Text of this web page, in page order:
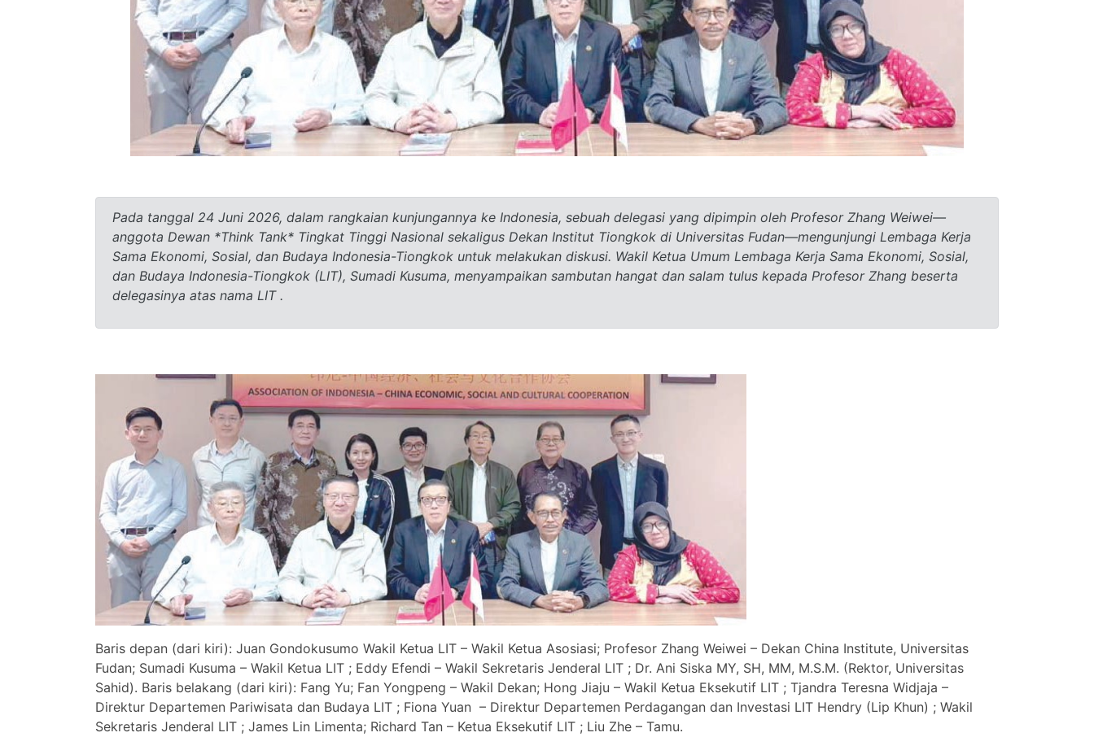
Pada tanggal 24 Juni 2026, dalam rangkaian kunjungannya ke Indonesia, sebuah delegasi yang dipimpin oleh Profesor Zhang Weiwei—
anggota Dewan *Think Tank* Tingkat Tinggi Nasional sekaligus Dekan Institut Tiongkok di Universitas Fudan—mengunjungi Lembaga Kerja
Sama Ekonomi, Sosial, dan Budaya Indonesia-Tiongkok untuk melakukan diskusi. Wakil Ketua Umum Lembaga Kerja Sama Ekonomi, Sosial,
dan Budaya Indonesia-Tiongkok (LIT), Sumadi Kusuma, menyampaikan sambutan hangat dan salam tulus kepada Profesor Zhang beserta
delegasinya atas nama LIT .
Baris depan (dari kiri): Juan Gondokusumo Wakil Ketua LIT – Wakil Ketua Asosiasi; Profesor Zhang Weiwei – Dekan China Institute, Universitas
Fudan; Sumadi Kusuma – Wakil Ketua LIT ; Eddy Efendi – Wakil Sekretaris Jenderal LIT ; Dr. Ani Siska MY, SH, MM, M.S.M. (Rektor, Universitas
Sahid). Baris belakang (dari kiri): Fang Yu; Fan Yongpeng – Wakil Dekan; Hong Jiaju – Wakil Ketua Eksekutif LIT ; Tjandra Teresna Widjaja –
Direktur Departemen Pariwisata dan Budaya LIT ; Fiona Yuan – Direktur Departemen Perdagangan dan Investasi LIT Hendry (Lip Khun) ; Wakil
Sekretaris Jenderal LIT ; James Lin Limenta; Richard Tan – Ketua Eksekutif LIT ; Liu Zhe – Tamu.